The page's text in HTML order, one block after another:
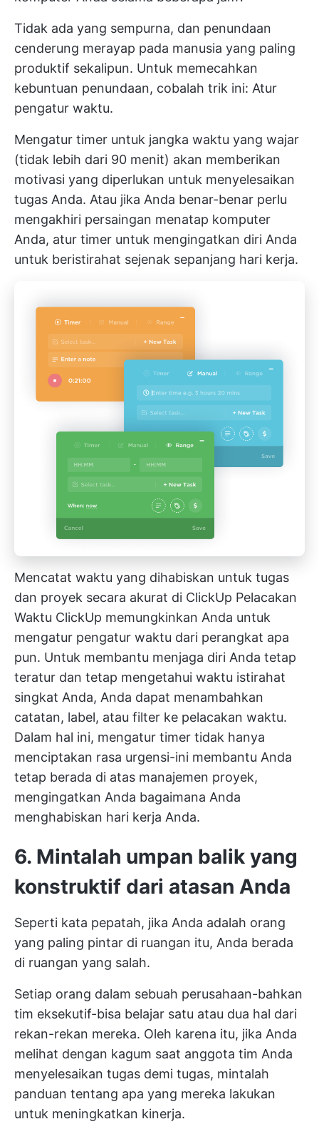
Tidak ada yang sempurna, dan penundaan
cenderung merayap pada manusia yang paling
produktif sekalipun. Untuk memecahkan
kebuntuan penundaan, cobalah trik ini: Atur
pengatur waktu.
Mengatur timer untuk jangka waktu yang wajar
(tidak lebih dari 90 menit) akan memberikan
motivasi yang diperlukan untuk menyelesaikan
tugas Anda. Atau jika Anda benar-benar perlu
mengakhiri persaingan menatap komputer
Anda, atur timer untuk mengingatkan diri Anda
untuk beristirahat sejenak sepanjang hari kerja.
Mencatat waktu yang dihabiskan untuk tugas
dan proyek secara akurat di ClickUp Pelacakan
Waktu ClickUp memungkinkan Anda untuk
mengatur pengatur waktu dari perangkat apa
pun. Untuk membantu menjaga diri Anda tetap
teratur dan tetap mengetahui waktu istirahat
singkat Anda, Anda dapat menambahkan
catatan, label, atau filter ke pelacakan waktu.
Dalam hal ini, mengatur timer tidak hanya
menciptakan rasa urgensi-ini membantu Anda
tetap berada di atas manajemen proyek,
mengingatkan Anda bagaimana Anda
menghabiskan hari kerja Anda.
6. Mintalah umpan balik yang
konstruktif dari atasan Anda
Seperti kata pepatah, jika Anda adalah orang
yang paling pintar di ruangan itu, Anda berada
di ruangan yang salah.
Setiap orang dalam sebuah perusahaan-bahkan
tim eksekutif-bisa belajar satu atau dua hal dari
rekan-rekan mereka. Oleh karena itu, jika Anda
melihat dengan kagum saat anggota tim Anda
menyelesaikan tugas demi tugas, mintalah
panduan tentang apa yang mereka lakukan
untuk meningkatkan kinerja.